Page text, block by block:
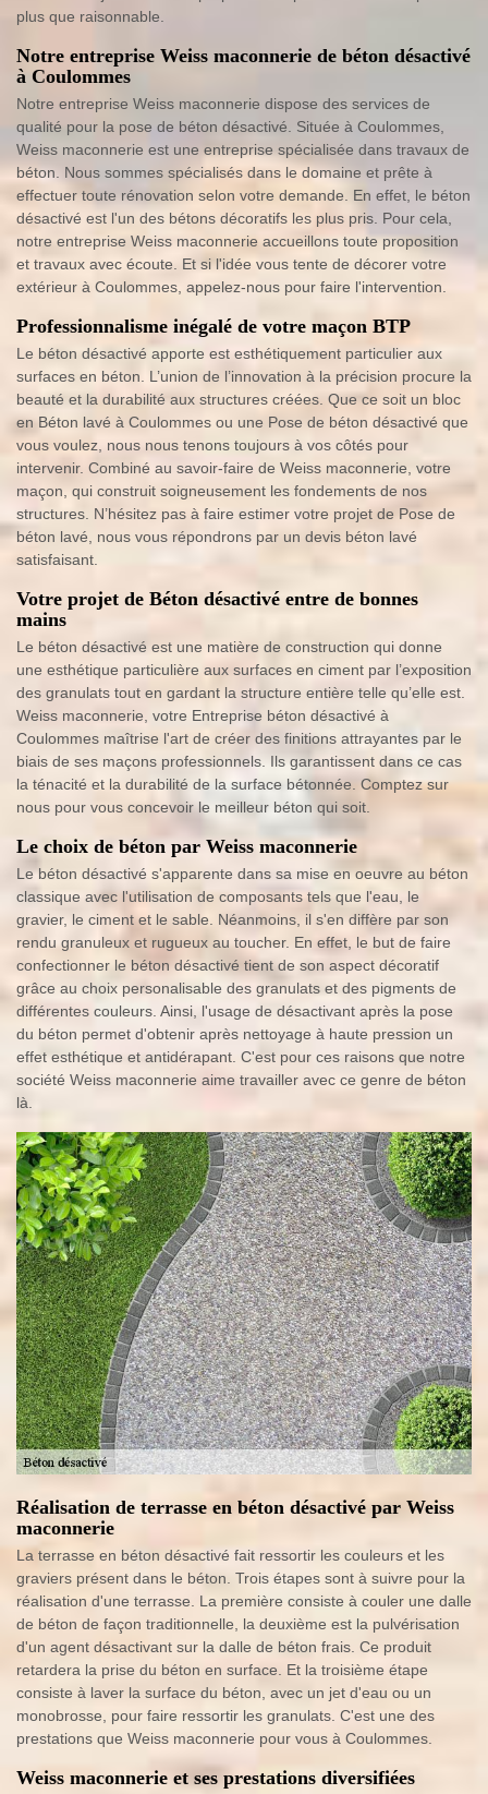
plus que raisonnable.
Notre entreprise Weiss maconnerie de béton désactivé
à Coulommes
Notre entreprise Weiss maconnerie dispose des services de
qualité pour la pose de béton désactivé. Située à Coulommes,
Weiss maconnerie est une entreprise spécialisée dans travaux de
béton. Nous sommes spécialisés dans le domaine et prête à
effectuer toute rénovation selon votre demande. En effet, le béton
désactivé est l'un des bétons décoratifs les plus pris. Pour cela,
notre entreprise Weiss maconnerie accueillons toute proposition
et travaux avec écoute. Et si l'idée vous tente de décorer votre
extérieur à Coulommes, appelez-nous pour faire l'intervention.
Professionnalisme inégalé de votre maçon BTP
Le béton désactivé apporte est esthétiquement particulier aux
surfaces en béton. L’union de l’innovation à la précision procure la
beauté et la durabilité aux structures créées. Que ce soit un bloc
en Béton lavé à Coulommes ou une Pose de béton désactivé que
vous voulez, nous nous tenons toujours à vos côtés pour
intervenir. Combiné au savoir-faire de Weiss maconnerie, votre
maçon, qui construit soigneusement les fondements de nos
structures. N’hésitez pas à faire estimer votre projet de Pose de
béton lavé, nous vous répondrons par un devis béton lavé
satisfaisant.
Votre projet de Béton désactivé entre de bonnes
mains
Le béton désactivé est une matière de construction qui donne
une esthétique particulière aux surfaces en ciment par l’exposition
des granulats tout en gardant la structure entière telle qu’elle est.
Weiss maconnerie, votre Entreprise béton désactivé à
Coulommes maîtrise l'art de créer des finitions attrayantes par le
biais de ses maçons professionnels. Ils garantissent dans ce cas
la ténacité et la durabilité de la surface bétonnée. Comptez sur
nous pour vous concevoir le meilleur béton qui soit.
Le choix de béton par Weiss maconnerie
Le béton désactivé s'apparente dans sa mise en oeuvre au béton
classique avec l'utilisation de composants tels que l'eau, le
gravier, le ciment et le sable. Néanmoins, il s'en diffère par son
rendu granuleux et rugueux au toucher. En effet, le but de faire
confectionner le béton désactivé tient de son aspect décoratif
grâce au choix personalisable des granulats et des pigments de
différentes couleurs. Ainsi, l'usage de désactivant après la pose
du béton permet d'obtenir après nettoyage à haute pression un
effet esthétique et antidérapant. C'est pour ces raisons que notre
société Weiss maconnerie aime travailler avec ce genre de béton
là.
Réalisation de terrasse en béton désactivé par Weiss
maconnerie
La terrasse en béton désactivé fait ressortir les couleurs et les
graviers présent dans le béton. Trois étapes sont à suivre pour la
réalisation d'une terrasse. La première consiste à couler une dalle
de béton de façon traditionnelle, la deuxième est la pulvérisation
d'un agent désactivant sur la dalle de béton frais. Ce produit
retardera la prise du béton en surface. Et la troisième étape
consiste à laver la surface du béton, avec un jet d'eau ou un
monobrosse, pour faire ressortir les granulats. C'est une des
prestations que Weiss maconnerie pour vous à Coulommes.
Weiss maconnerie et ses prestations diversifiées